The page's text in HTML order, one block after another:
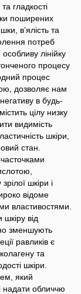
гладкості
поширених
в’ялість та
потреб
лінійку
процесу
процес
дозволяє нам
в будь-
цілу низку
видимість
шкіри,
стан.
шкіри і
відоме
властивостями.
від
зменшують
равликів є
та
шкіри.
який
надати обличчю